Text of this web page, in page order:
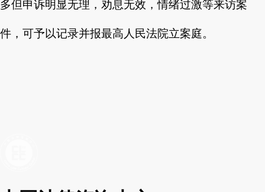
多但申诉明显无理，劝息无效，情绪过激等来访案
件，可予以记录并报最高人民法院立案庭。